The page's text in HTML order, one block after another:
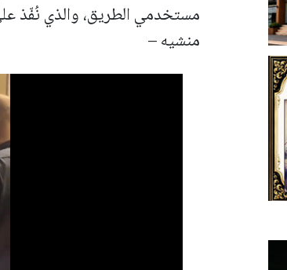
مستخدمي الطريق، والذي نُفّذ
منشيه –